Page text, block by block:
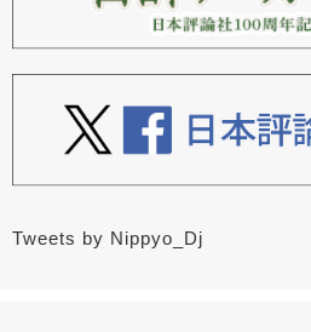
Tweets by Nippyo_Dj